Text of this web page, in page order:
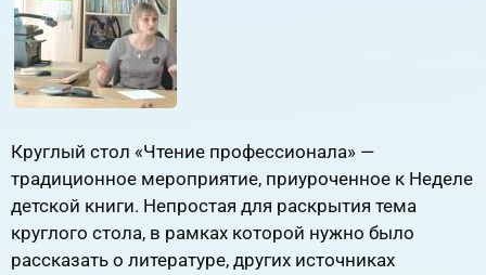
Круглый стол «Чтение профессионала» —
традиционное мероприятие, приуроченное к Неделе
детской книги. Непростая для раскрытия тема
круглого стола, в рамках которой нужно было
рассказать о литературе, других источниках